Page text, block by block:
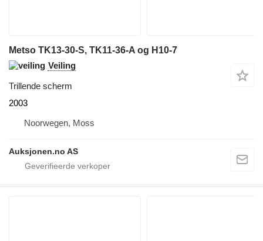
Metso TK13-30-S, TK11-36-A og H10-7
Veiling
Trillende scherm
2003
Noorwegen, Moss
Auksjonen.no AS